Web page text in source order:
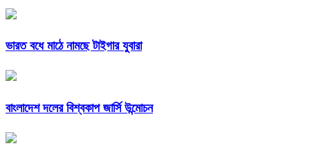
ভারত বধে মাঠে নামছে টাইগার যুবারা
বাংলাদেশ দলের বিশ্বকাপ জার্সি উন্মোচন